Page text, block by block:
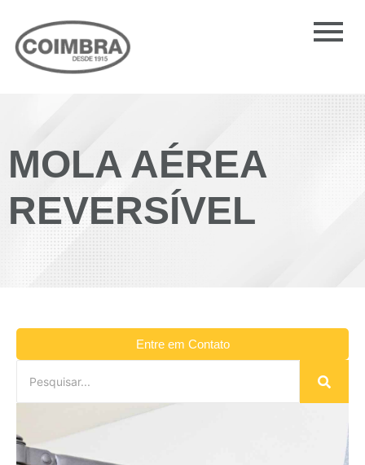
MOLA AÉREA
REVERSÍVEL
Entre em Contato